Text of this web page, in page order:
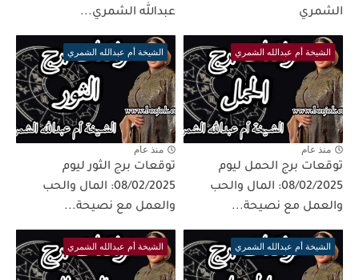
الشمري
عبدالله الشمري...
الشيخة أم عبدالله الشمري
منذ عام
توقعات برج الحمل ليوم
08/02/2025: المال والحب
والعمل مع نصيحة...
الشيخة أم عبدالله الشمري
منذ عام
توقعات برج الثور ليوم
08/02/2025: المال والحب
والعمل مع نصيحة...
الشيخة أم عبدالله الشمري الشيخة أم عبدالله الشمري